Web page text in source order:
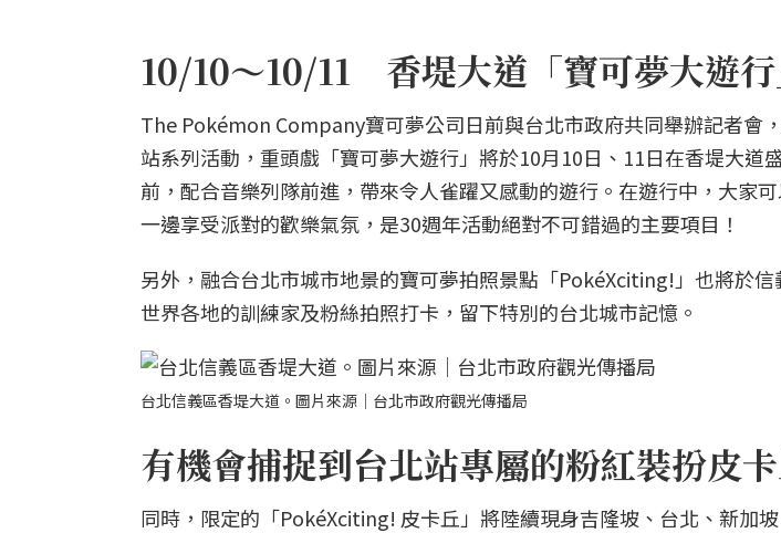
10/10～10/11 香堤大道「寶可夢大遊行
The Pokémon Company寶可夢公司日前與台北市政府共同舉辦記者會
站系列活動，重頭戲「寶可夢大遊行」將於10月10日、11日在香堤大道
前，配合音樂列隊前進，帶來令人雀躍又感動的遊行。在遊行中，大家
一邊享受派對的歡樂氣氛，是30週年活動絕對不可錯過的主要項目！
另外，融合台北市城市地景的寶可夢拍照景點「PokéXciting!」也將於
世界各地的訓練家及粉絲拍照打卡，留下特別的台北城市記憶。
台北信義區香堤大道。圖片來源｜台北市政府觀光傳播局
有機會捕捉到台北站專屬的粉紅裝扮皮
同時，限定的「PokéXciting! 皮卡丘」將陸續現身吉隆坡、台北、新加